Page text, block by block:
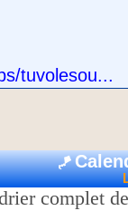
tuvolesou...
🪁